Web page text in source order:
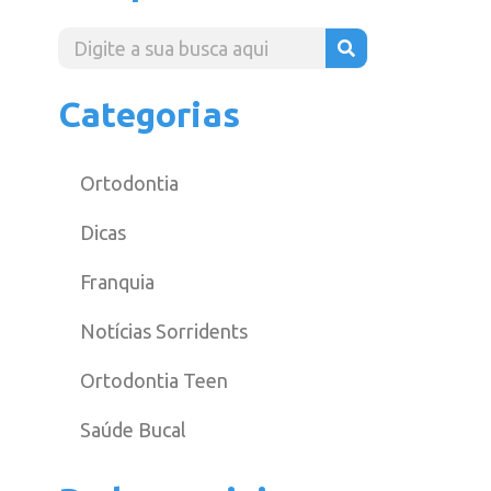
Categorias
Ortodontia
Dicas
Franquia
Notícias Sorridents
Ortodontia Teen
Saúde Bucal